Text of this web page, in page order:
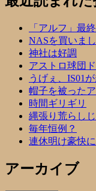
「アルフ」最
NASを買いま
神社は好調
アストロ球団
うげぇ、IS01
帽子を被った
時間ギリギリ
縄張り荒らし
毎年恒例？
連休明け豪快
アーカイブ